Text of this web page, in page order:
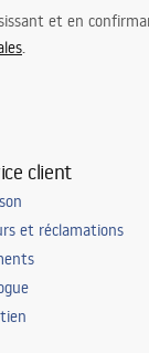
universel,
et en
.
client
et réclamations